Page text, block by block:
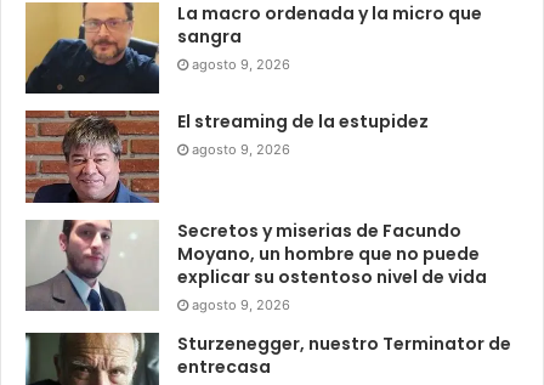
La macro ordenada y la micro que
sangra
agosto 9, 2026
El streaming de la estupidez
agosto 9, 2026
Secretos y miserias de Facundo
Moyano, un hombre que no puede
explicar su ostentoso nivel de vida
agosto 9, 2026
Sturzenegger, nuestro Terminator de
entrecasa